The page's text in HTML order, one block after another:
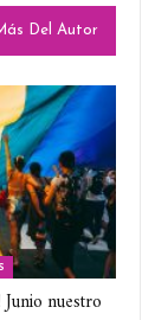
Del Autor
nuestro